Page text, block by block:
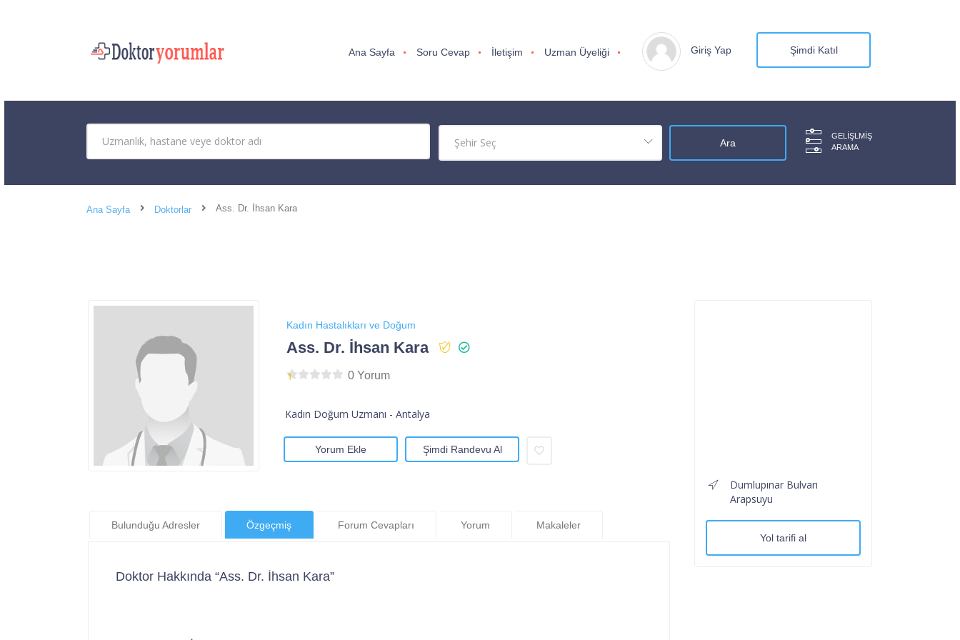
Ana Sayfa Soru Cevap İletişim Uzman Üyeliği Giriş Yap Şimdi Katıl
GELIŞLMIŞ
ARAMA
Ana Sayfa Doktorlar Ass. Dr. İhsan Kara
Kadın Hastalıkları ve Doğum
Ass. Dr. İhsan Kara
0 Yorum
Kadın Doğum Uzmanı - Antalya
Yorum Ekle Şimdi Randevu Al
Bulunduğu Adresler Özgeçmiş Forum Cevapları Yorum Makaleler
Doktor Hakkında “Ass. Dr. İhsan Kara”
Dumlupınar Bulvarı
Arapsuyu
Yol tarifi al